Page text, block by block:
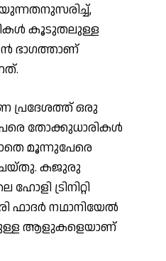
കൂടുതലുള്ള
ഭാഗത്താണ്
പ്രദേശത്ത് ഒരു
തോക്കുധാരികൾ
മൂന്നുപേരെ
കജുരു
ട്രിനിറ്റി
ഫാദർ നഥാനിയേൽ
ആളുകളെയാണ്